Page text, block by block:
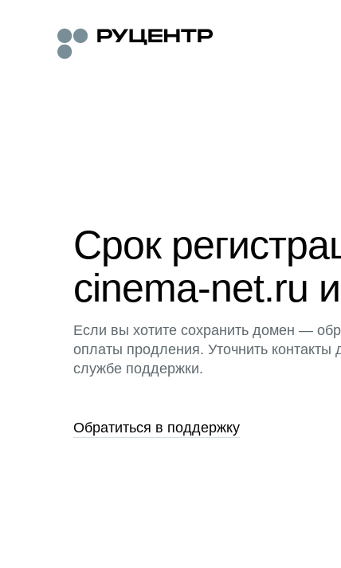
Срок
cinema-net.ru
Если вы хотите сохранить домен —
оплаты продления. Уточнить
службе поддержки.
Обратиться в поддержку